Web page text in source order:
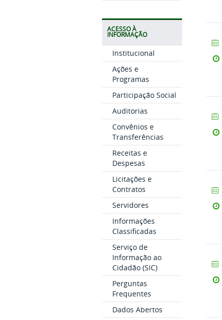
ACESSO À
INFORMAÇÃO
Institucional
Ações e
Programas
Participação Social
Auditorias
Convênios e
Transferências
Receitas e
Despesas
Licitações e
Contratos
Servidores
Informações
Classificadas
Serviço de
Informação ao
Cidadão (SIC)
Perguntas
Frequentes
Dados Abertos